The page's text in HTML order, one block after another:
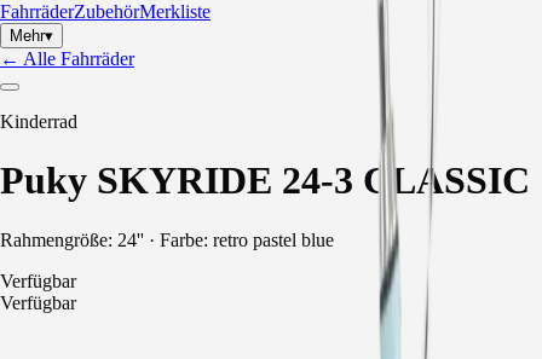
FahrräderZubehörMerkliste
Mehr▾
← Alle Fahrräder
Kinderrad
Puky SKYRIDE 24-3 CLASSIC
Rahmengröße: 24'' · Farbe: retro pastel blue
Verfügbar
Verfügbar